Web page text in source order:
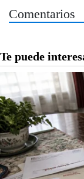
Comentarios